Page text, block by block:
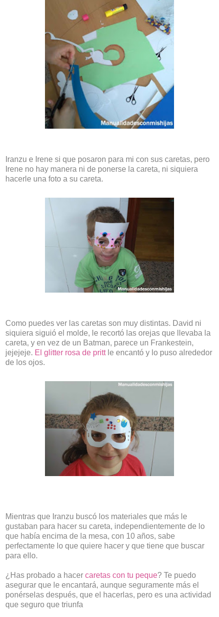
Iranzu e Irene si que posaron para mi con sus caretas, pero
Irene no hay manera ni de ponerse la careta, ni siquiera
hacerle una foto a su careta.
Como puedes ver las caretas son muy distintas. David ni
siquiera siguió el molde, le recortó las orejas que llevaba la
careta, y en vez de un Batman, parece un Frankestein,
jejejeje. El glitter rosa de prittle encantó y lo puso alrededor
de los ojos.
Mientras que Iranzu buscó los materiales que más le
gustaban para hacer su careta, independientemente de lo
que había encima de la mesa, con 10 años, sabe
perfectamente lo que quiere hacer y que tiene que buscar
para ello.
¿Has probado a hacer caretas con tu peque? Te puedo
asegurar que le encantará, aunque seguramente más el
ponérselas después, que el hacerlas, pero es una actividad
que seguro que triunfa